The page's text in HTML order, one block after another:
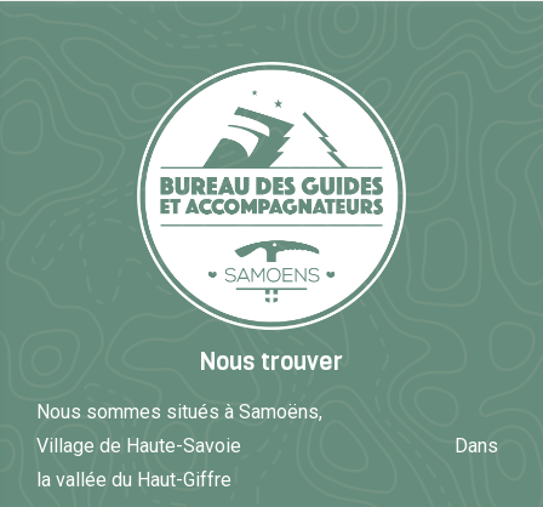
Nous trouver
Nous sommes situés à Samoëns,
Village de Haute-Savoie Dans
la vallée du Haut-Giffre